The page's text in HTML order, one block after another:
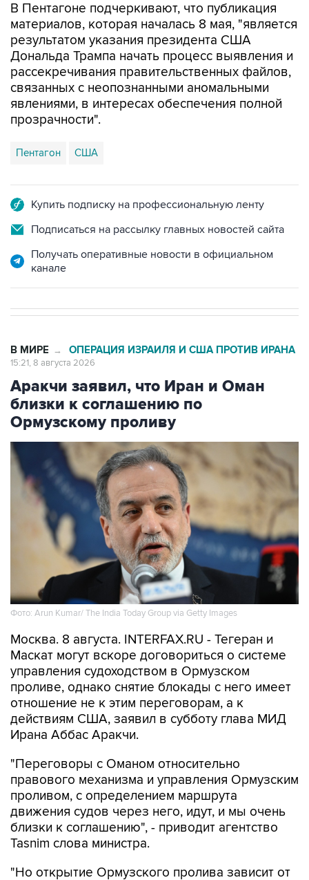
В Пентагоне подчеркивают, что публикация
материалов, которая началась 8 мая, "является
результатом указания президента США
Дональда Трампа начать процесс выявления и
рассекречивания правительственных файлов,
связанных с неопознанными аномальными
явлениями, в интересах обеспечения полной
прозрачности".
Пентагон США
Купить подписку на профессиональную ленту
Подписаться на рассылку главных новостей сайта
Получать оперативные новости в официальном
канале
В МИРЕ → ОПЕРАЦИЯ ИЗРАИЛЯ И США ПРОТИВ ИРАНА
15:21, 8 августа 2026
Аракчи заявил, что Иран и Оман
близки к соглашению по
Ормузскому проливу
Фото: Arun Kumar/ The India Today Group via Getty Images
Москва. 8 августа. INTERFAX.RU - Тегеран и
Маскат могут вскоре договориться о системе
управления судоходством в Ормузском
проливе, однако снятие блокады с него имеет
отношение не к этим переговорам, а к
действиям США, заявил в субботу глава МИД
Ирана Аббас Аракчи.
"Переговоры с Оманом относительно
правового механизма и управления Ормузским
проливом, с определением маршрута
движения судов через него, идут, и мы очень
близки к соглашению", - приводит агентство
Tasnim слова министра.
"Но открытие Ормузского пролива зависит от